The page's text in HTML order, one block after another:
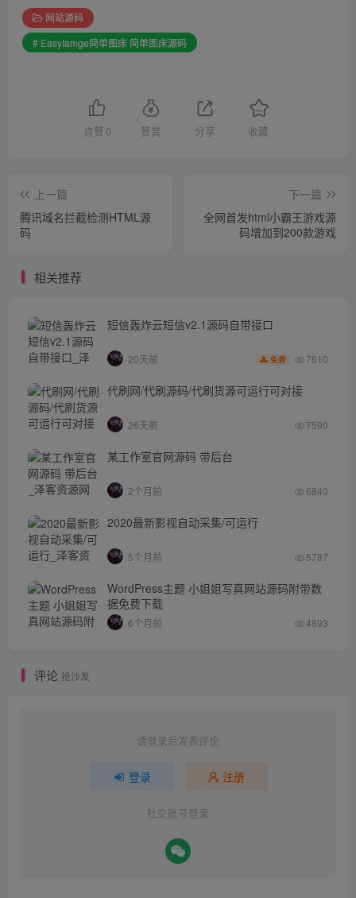
网站源码
# EasyIamge简单图床 简单图床源码
点赞 0 赞赏 分享 收藏
上一篇
腾讯域名拦截检测HTML源
码
下一篇
全网首发html小霸王游戏源
码增加到200款游戏
相关推荐
短信轰炸云短信v2.1源码自带接口
20天前 免费 7610
代刷网/代刷源码/代刷货源可运行可对接
26天前 7590
某工作室官网源码 带后台
2个月前 6840
2020最新影视自动采集/可运行
5个月前 5787
WordPress主题 小姐姐写真网站源码附带数
据免费下载
6个月前 4893
评论 抢沙发
请登录后发表评论
登录 注册
社交账号登录